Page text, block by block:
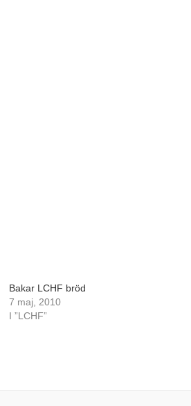
Bakar LCHF bröd
7 maj, 2010
I ”LCHF”